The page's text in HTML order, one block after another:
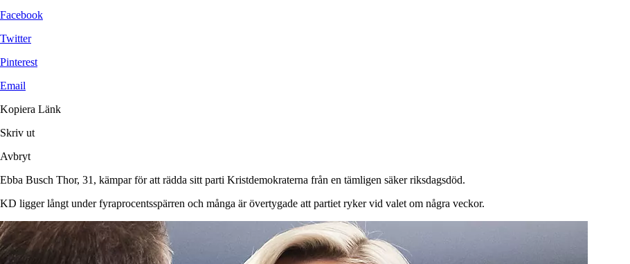
Facebook
Twitter
Pinterest
Email
Kopiera Länk
Skriv ut
Avbryt
Ebba Busch Thor, 31, kämpar för att rädda sitt parti Kristdemokraterna från en tämligen säker riksdagsdöd.
KD ligger långt under fyraprocentsspärren och många är övertygade att partiet ryker vid valet om några veckor.